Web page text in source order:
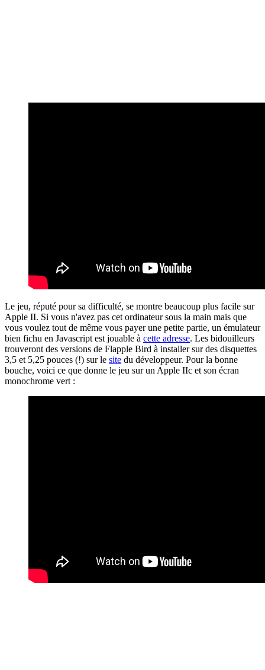
Le jeu, réputé pour sa difficulté, se montre beaucoup plus facile sur
Apple II. Si vous n'avez pas cet ordinateur sous la main mais que
vous voulez tout de même vous payer une petite partie, un émulateur
bien fichu en Javascript est jouable à cette adresse. Les bidouilleurs
trouveront des versions de Flapple Bird à installer sur des disquettes
3,5 et 5,25 pouces (!) sur le site du développeur. Pour la bonne
bouche, voici ce que donne le jeu sur un Apple IIc et son écran
monochrome vert :